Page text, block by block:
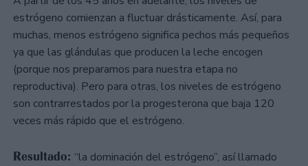
estrógeno comienzan a fluctuar drásticamente. Así, para
muchas, menos estrógeno significa pechos más pequeños
ya que las glándulas que producen la leche encogen
(porque nos preparamos para nuestra etapa no
reproductiva). Pero para otras, los niveles de estrógeno
son contrarrestados por la progesterona que baja 120
veces más rápido que el estrógeno.
Resultado: “la dominación del estrógeno”, así llamado